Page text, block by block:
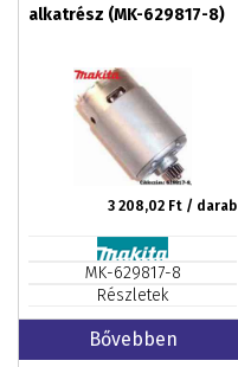
alkatrész (MK-629817-8)
3 208,02 Ft / darab
MK-629817-8
Részletek
Bővebben